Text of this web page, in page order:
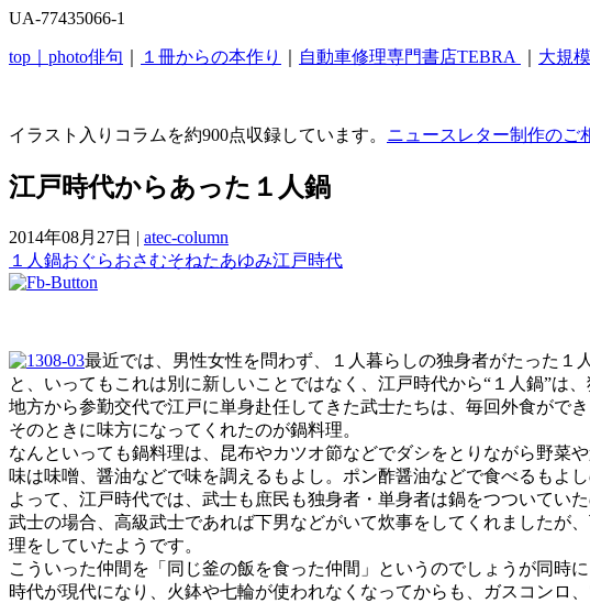
UA-77435066-1
top｜ photo俳句 １冊からの本作り 自動車修理専門書店TEBRA 大規
イラスト入りコラムを約900点収録しています。 ニュースレター制作のご
江戸時代からあった１人鍋
2014年08月27日 | atec-column
１人鍋おぐらおさむそねたあゆみ江戸時代
最近では、男性女性を問わず、１人暮らしの独身者がたった１
と、いってもこれは別に新しいことではなく、江戸時代から“１人鍋”は
地方から参勤交代で江戸に単身赴任してきた武士たちは、毎回外食がで
そのときに味方になってくれたのが鍋料理。
なんといっても鍋料理は、昆布やカツオ節などでダシをとりながら野菜
味は味噌、醤油などで味を調えるもよし。ポン酢醤油などで食べるもよ
よって、江戸時代では、武士も庶民も独身者・単身者は鍋をつついていた
武士の場合、高級武士であれば下男などがいて炊事をしてくれましたが
理をしていたようです。
こういった仲間を「同じ釜の飯を食った仲間」というのでしょうが同時
時代が現代になり、火鉢や七輪が使われなくなってからも、ガスコンロ